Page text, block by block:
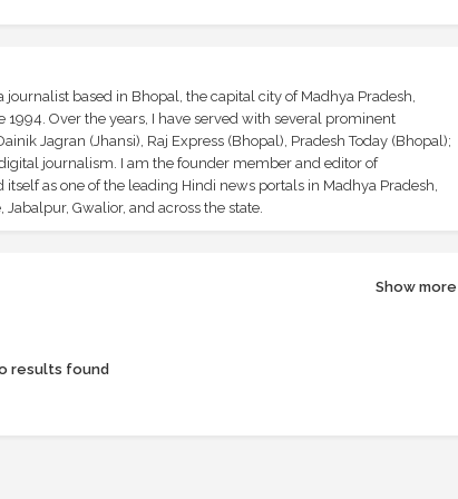
based in Bhopal, the capital city of Madhya Pradesh,
Over the years, I have served with several prominent
Jagran (Jhansi), Raj Express (Bhopal), Pradesh Today (Bhopal);
journalism. I am the founder member and editor of
as one of the leading Hindi news portals in Madhya Pradesh,
Gwalior, and across the state.
Show more
results found